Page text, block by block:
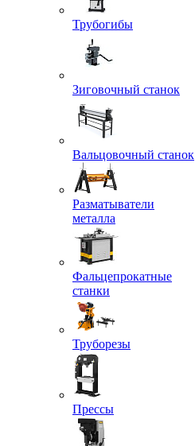
Трубогибы
Зиговочный станок
Вальцовочный станок
Разматыватели
металла
Фальцепрокатные
станки
Труборезы
Прессы